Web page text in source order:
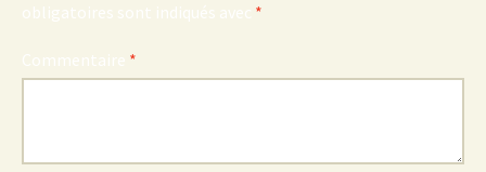
obligatoires sont indiqués avec *
Commentaire *